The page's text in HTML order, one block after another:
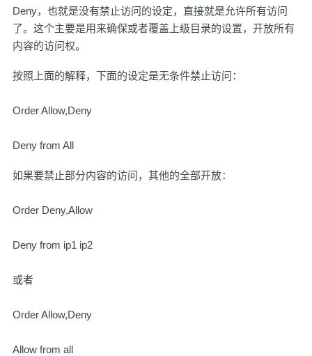
Deny，也就是没有禁止访问的设定，直接就是允许所有访问
了。这个主要是用来确保或者覆盖上级目录的设置，开放所有
内容的访问权。
按照上面的解释，下面的设定是无条件禁止访问：
Order Allow,Deny
Deny from All
如果要禁止部分内容的访问，其他的全部开放：
Order Deny,Allow
Deny from ip1 ip2
或者
Order Allow,Deny
Allow from all